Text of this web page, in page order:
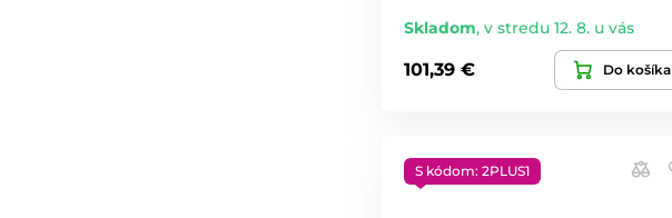
Skladom, v stredu 12. 8. u vás
101,39 € Do košíka
S kódom: 2PLUS1